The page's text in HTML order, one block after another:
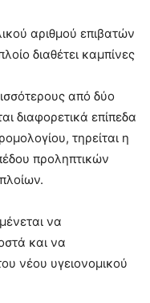
αριθμού επιβατών
διαθέτει καμπίνες
από δύο
διαφορετικά επίπεδα
τηρείται η
προληπτικών
να
και να
νέου υγειονομικού